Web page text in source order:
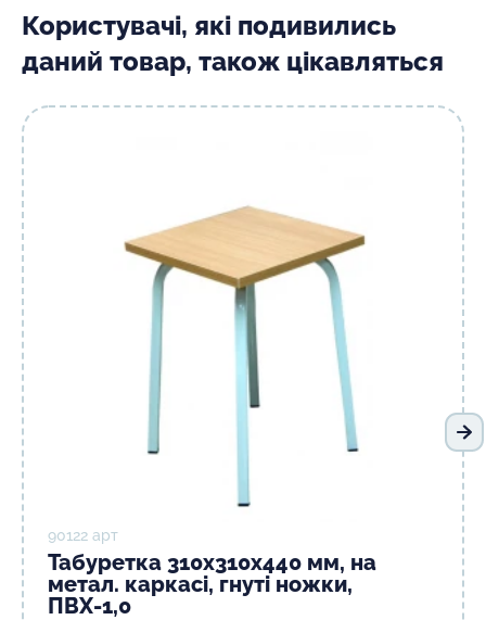
Користувачі, які подивились
даний товар, також цікавляться
90122 арт
Табуретка 310х310х440 мм, на
метал. каркасі, гнуті ножки,
ПВХ-1,0